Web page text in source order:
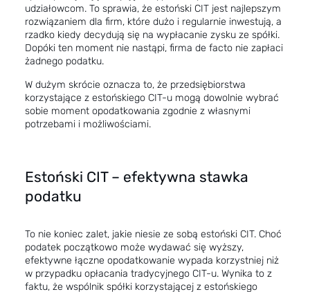
udziałowcom. To sprawia, że estoński CIT jest najlepszym
rozwiązaniem dla firm, które dużo i regularnie inwestują, a
rzadko kiedy decydują się na wypłacanie zysku ze spółki.
Dopóki ten moment nie nastąpi, firma de facto nie zapłaci
żadnego podatku.
W dużym skrócie oznacza to, że przedsiębiorstwa
korzystające z estońskiego CIT-u mogą dowolnie wybrać
sobie moment opodatkowania zgodnie z własnymi
potrzebami i możliwościami.
Estoński CIT – efektywna stawka
podatku
To nie koniec zalet, jakie niesie ze sobą estoński CIT. Choć
podatek początkowo może wydawać się wyższy,
efektywne łączne opodatkowanie wypada korzystniej niż
w przypadku opłacania tradycyjnego CIT-u. Wynika to z
faktu, że wspólnik spółki korzystającej z estońskiego